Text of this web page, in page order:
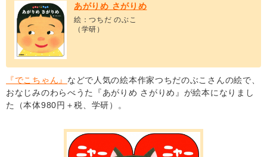
あがりめ さがりめ
絵：つちだ のぶこ
（学研）
『でこちゃん』 などで人気の絵本作家つちだのぶこさんの絵で、
おなじみのわらべうた『あがりめ さがりめ』が絵本になりまし
た（本体980円＋税、学研）。